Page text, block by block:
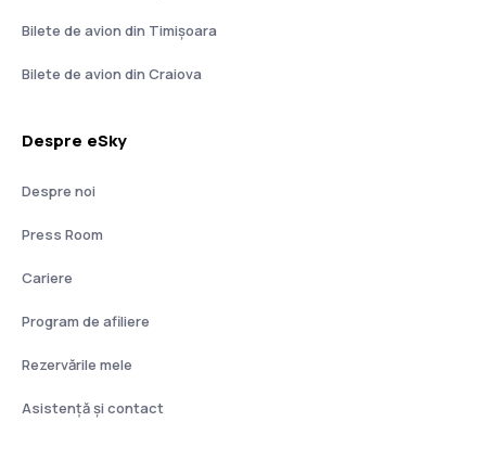
Bilete de avion din Timișoara
Bilete de avion din Craiova
Despre eSky
Despre noi
Press Room
Cariere
Program de afiliere
Rezervările mele
Asistenţă şi contact